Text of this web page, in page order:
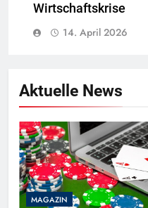
Wirtschaftskrise
14. April 2026
Aktuelle News
MAGAZIN